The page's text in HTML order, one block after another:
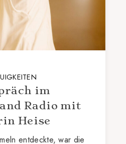
im
Radio mit
Heise
entdeckte, war die